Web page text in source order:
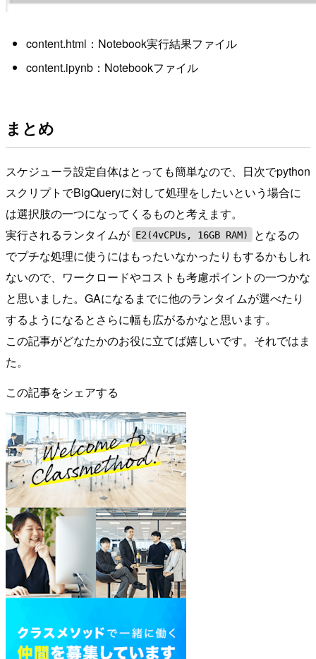
content.html：Notebook実行結果ファイル
content.ipynb：Notebookファイル
まとめ
スケジューラ設定自体はとっても簡単なので、日次でpython
スクリプトでBigQueryに対して処理をしたいという場合に
は選択肢の一つになってくるものと考えます。
実行されるランタイムが E2(4vCPUs, 16GB RAM)
となるの
でプチな処理に使うにはもったいなかったりもするかもしれ
ないので、ワークロードやコストも考慮ポイントの一つかな
と思いました。GAになるまでに他のランタイムが選べたり
するようになるとさらに幅も広がるかなと思います。
この記事がどなたかのお役に立てば嬉しいです。それではま
た。
この記事をシェアする